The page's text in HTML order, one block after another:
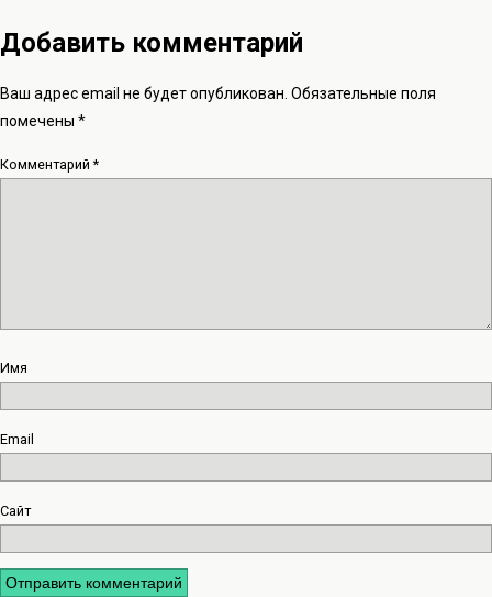
Добавить комментарий
Ваш адрес email не будет опубликован. Обязательные поля
помечены *
Комментарий*
Имя
Email
Сайт